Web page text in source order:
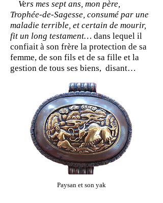
Vers mes sept ans, mon père,
Trophée-de-Sagesse, consumé par une
maladie terrible, et certain de mourir,
fit un long testament… dans lequel il
confiait à son frère la protection de sa
femme, de son fils et de sa fille et la
gestion de tous ses biens, disant…
Paysan et son yak